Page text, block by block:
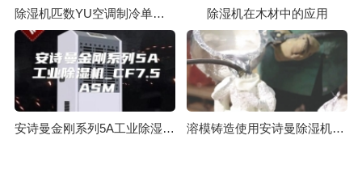
除湿机匹数YU空调制冷单位公式 除湿机在木材中的应用
安诗曼金刚系列5A工业除湿机_CF7.5ASM 溶模铸造使用安诗曼除湿机可以在短时间内加快完成干燥